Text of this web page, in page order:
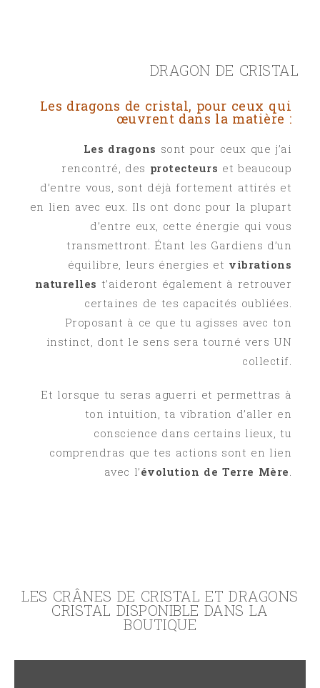
DRAGON DE CRISTAL
Les dragons de cristal, pour ceux qui
œuvrent dans la matière :
Les dragons sont pour ceux que j’ai
rencontré, des protecteurs et beaucoup
d’entre vous, sont déjà fortement attirés et
en lien avec eux. Ils ont donc pour la plupart
d’entre eux, cette énergie qui vous
transmettront. Étant les Gardiens d’un
équilibre, leurs énergies et vibrations
naturelles t’aideront également à retrouver
certaines de tes capacités oubliées.
Proposant à ce que tu agisses avec ton
instinct, dont le sens sera tourné vers UN
collectif.
Et lorsque tu seras aguerri et permettras à
ton intuition, ta vibration d’aller en
conscience dans certains lieux, tu
comprendras que tes actions sont en lien
avec l’évolution de Terre Mère.
LES CRÂNES DE CRISTAL ET DRAGONS
CRISTAL DISPONIBLE DANS LA
BOUTIQUE